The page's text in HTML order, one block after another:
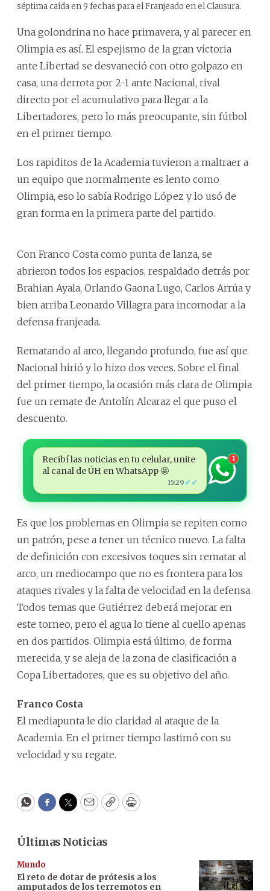
séptima caída en 9 fechas para el Franjeado en el Clausura.
Una golondrina no hace primavera, y al parecer en
Olimpia es así. El espejismo de la gran victoria
ante Libertad se desvaneció con otro golpazo en
casa, una derrota por 2-1 ante Nacional, rival
directo por el acumulativo para llegar a la
Libertadores, pero lo más preocupante, sin fútbol
en el primer tiempo.
Los rapiditos de la Academia tuvieron a maltraer a
un equipo que normalmente es lento como
Olimpia, eso lo sabía Rodrigo López y lo usó de
gran forma en la primera parte del partido.
Con Franco Costa como punta de lanza, se
abrieron todos los espacios, respaldado detrás por
Brahian Ayala, Orlando Gaona Lugo, Carlos Arrúa y
bien arriba Leonardo Villagra para incomodar a la
defensa franjeada.
Rematando al arco, llegando profundo, fue así que
Nacional hirió y lo hizo dos veces. Sobre el final
del primer tiempo, la ocasión más clara de Olimpia
fue un remate de Antolín Alcaraz el que puso el
descuento.
Recibí las noticias en tu celular, unite
al canal de ÚH en WhatsApp 🤩
15:29 ✓✓
1
Es que los problemas en Olimpia se repiten como
un patrón, pese a tener un técnico nuevo. La falta
de definición con excesivos toques sin rematar al
arco, un mediocampo que no es frontera para los
ataques rivales y la falta de velocidad en la defensa.
Todos temas que Gutiérrez deberá mejorar en
este torneo, pero el agua lo tiene al cuello apenas
en dos partidos. Olimpia está último, de forma
merecida, y se aleja de la zona de clasificación a
Copa Libertadores, que es su objetivo del año.
Franco Costa
El mediapunta le dio claridad al ataque de la
Academia. En el primer tiempo lastimó con su
velocidad y su regate.
WhatsApp
Facebook
Twitter
EmailCopyPrint
Últimas Noticias
Mundo
El reto de dotar de prótesis a los
amputados de los terremotos en